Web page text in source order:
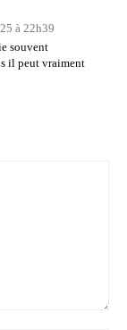
à 22h39
souvent
il peut vraiment